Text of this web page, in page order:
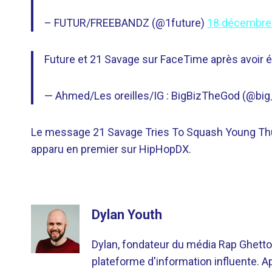
– FUTUR/FREEBANDZ (@1future) 18
Future et 21 Savage sur FaceTime après
— Ahmed/Les oreilles/IG : BigBizTheGod
Le message 21 Savage Tries To Squash Young
apparu en premier sur HipHopDX.
Dylan Youth
Dylan, fondateur du média Rap
plateforme d'information influente.